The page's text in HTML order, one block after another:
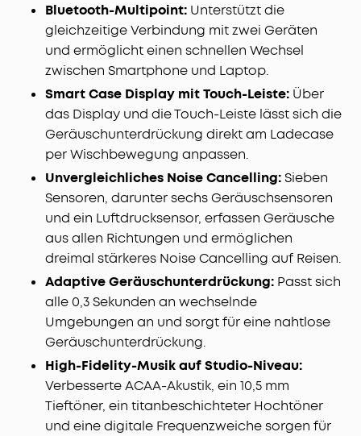
High-Fidelity-Musik auf Studio-Niveau:Mit
verbesserter ACAA-Akustik, einem 10,5mm Tieftöner,
einem titanbeschichteten Hochtöner und einer
digitalen Frequenzweiche für maximale
Treiberleistung. Erlebe mit deinen neuen kabellosen
Bluetooth Kopfhörern klaren, kräftigen und
nuancenreichen Klang.
Superschnelles Laden: Die Liberty 4 Pro Earbuds mit
Noise Cancelling laden 2× schneller als die
Vorgängermodelle mit einem 5C-Akku. Schon 5 Min.
Laden bieten 4 Std. Spielzeit. Einmal laden reicht für
10 Std. Musikgenuss; für 40 Std. mit dem Case.
KI-gestützt klare Anrufe mit 6 Mikrofonen:Mit einem
Algorithmus zur Geräuschunterdrückung und 6
Mikrofonen sorgen diese kabellosen Noise Cancelling
Kopfhörer für klare Gespräche, egal wo du bist.
Außerdem werden Windgeräuschen für eine
störungsfreie Kommunikation gefiltert.
Bluetooth-Multipoint: Unterstützt die
gleichzeitige Verbindung mit zwei Geräten
und ermöglicht einen schnellen Wechsel
zwischen Smartphone und Laptop.
Smart Case Display mit Touch-Leiste: Über
das Display und die Touch-Leiste lässt sich die
Geräuschunterdrückung direkt am Ladecase
per Wischbewegung anpassen.
Unvergleichliches Noise Cancelling:Sieben
Sensoren, darunter sechs Geräuschsensoren
und ein Luftdrucksensor, erfassen Geräusche
aus allen Richtungen und ermöglichen
dreimal stärkeres Noise Cancelling auf Reisen.
Adaptive Geräuschunterdrückung: Passt sich
alle 0,3 Sekunden an wechselnde
Umgebungen an und sorgt für eine nahtlose
Geräuschunterdrückung.
High-Fidelity-Musik auf Studio-Niveau:
Verbesserte ACAA-Akustik, ein 10,5 mm
Tieftöner, ein titanbeschichteter Hochtöner
und eine digitale Frequenzweiche sorgen für